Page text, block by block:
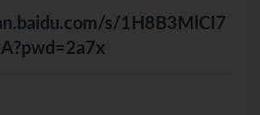
s/1H8B3MlCI7